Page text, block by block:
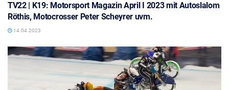
TV22 | K19: Motorsport Magazin April I 2023 mit Autoslalom
Röthis, Motocrosser Peter Scheyrer uvm.
14.04.2023